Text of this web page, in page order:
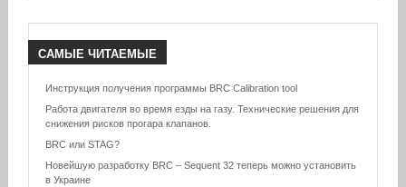
САМЫЕ ЧИТАЕМЫЕ
Инструкция получения программы BRC Calibration tool
Работа двигателя во время езды на газу. Технические решения для
снижения рисков прогара клапанов.
BRC или STAG?
Новейшую разработку BRC – Sequent 32 теперь можно установить
в Украине